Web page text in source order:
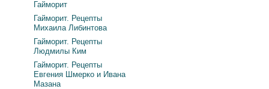
Гайморит
Гайморит. Рецепты
Михаила Либинтова
Гайморит. Рецепты
Людмилы Ким
Гайморит. Рецепты
Евгения Шмерко и Ивана
Мазана